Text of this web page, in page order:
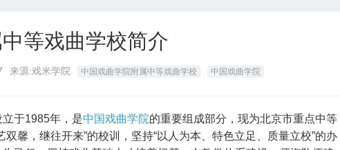
等戏曲学校简介
来源:戏米学院 中国戏曲学院附属中等戏曲学校 中国戏曲学院
立于1985年，是中国戏曲学院的重要组成部分，现为北京市重点中等
馨，继往开来”的校训，坚持“以人为本、特色立足、质量立校”的办